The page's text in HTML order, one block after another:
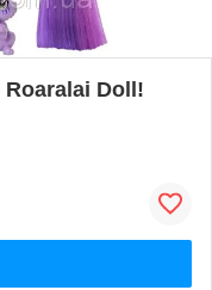
Roaralai Doll!